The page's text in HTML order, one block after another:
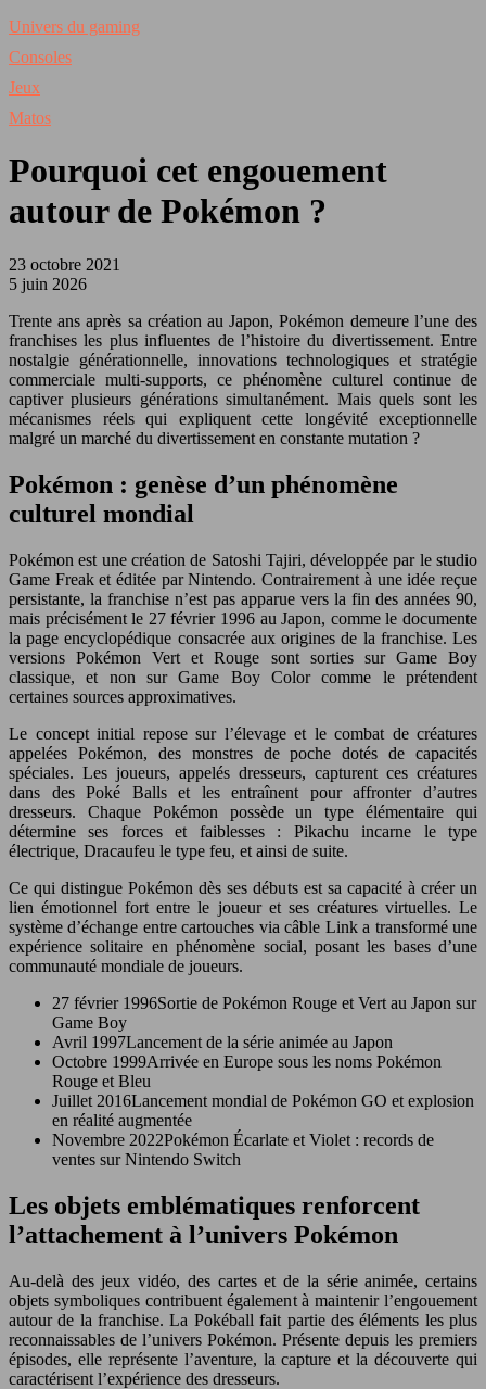
Univers du gaming
Consoles
Jeux
Matos
Pourquoi cet engouement
autour de Pokémon ?
23 octobre 2021
5 juin 2026
Trente ans après sa création au Japon, Pokémon demeure l’une des
franchises les plus influentes de l’histoire du divertissement. Entre
nostalgie générationnelle, innovations technologiques et stratégie
commerciale multi-supports, ce phénomène culturel continue de
captiver plusieurs générations simultanément. Mais quels sont les
mécanismes réels qui expliquent cette longévité exceptionnelle
malgré un marché du divertissement en constante mutation ?
Pokémon : genèse d’un phénomène
culturel mondial
Pokémon est une création de Satoshi Tajiri, développée par le studio
Game Freak et éditée par Nintendo. Contrairement à une idée reçue
persistante, la franchise n’est pas apparue vers la fin des années 90,
mais précisément le 27 février 1996 au Japon, comme le documente
la page encyclopédique consacrée aux origines de la franchise. Les
versions Pokémon Vert et Rouge sont sorties sur Game Boy
classique, et non sur Game Boy Color comme le prétendent
certaines sources approximatives.
Le concept initial repose sur l’élevage et le combat de créatures
appelées Pokémon, des monstres de poche dotés de capacités
spéciales. Les joueurs, appelés dresseurs, capturent ces créatures
dans des Poké Balls et les entraînent pour affronter d’autres
dresseurs. Chaque Pokémon possède un type élémentaire qui
détermine ses forces et faiblesses : Pikachu incarne le type
électrique, Dracaufeu le type feu, et ainsi de suite.
Ce qui distingue Pokémon dès ses débuts est sa capacité à créer un
lien émotionnel fort entre le joueur et ses créatures virtuelles. Le
système d’échange entre cartouches via câble Link a transformé une
expérience solitaire en phénomène social, posant les bases d’une
communauté mondiale de joueurs.
27 février 1996Sortie de Pokémon Rouge et Vert au Japon sur
Game Boy
Avril 1997Lancement de la série animée au Japon
Octobre 1999Arrivée en Europe sous les noms Pokémon
Rouge et Bleu
Juillet 2016Lancement mondial de Pokémon GO et explosion
en réalité augmentée
Novembre 2022Pokémon Écarlate et Violet : records de
ventes sur Nintendo Switch
Les objets emblématiques renforcent
l’attachement à l’univers Pokémon
Au-delà des jeux vidéo, des cartes et de la série animée, certains
objets symboliques contribuent également à maintenir l’engouement
autour de la franchise. La Pokéball fait partie des éléments les plus
reconnaissables de l’univers Pokémon. Présente depuis les premiers
épisodes, elle représente l’aventure, la capture et la découverte qui
caractérisent l’expérience des dresseurs.